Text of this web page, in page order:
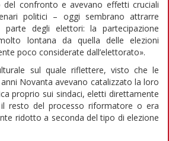
del confronto e avevano effetti cruciali
politici – oggi sembrano attrarre
parte degli elettori: la partecipazione
lontana da quella delle elezioni
poco considerate dall’elettorato».
sul quale riflettere, visto che le
Novanta avevano catalizzato la loro
proprio sui sindaci, eletti direttamente
resto del processo riformatore o era
ridotto a seconda del tipo di elezione